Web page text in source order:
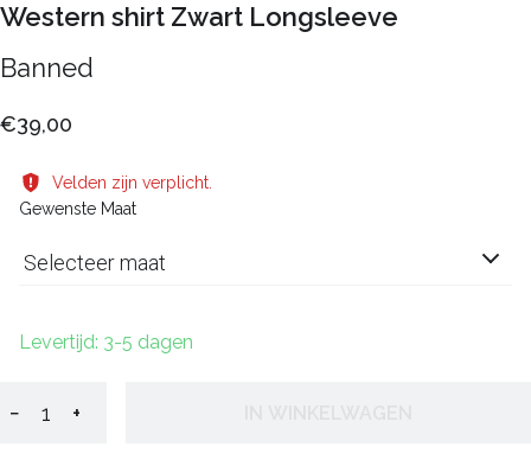
Western shirt Zwart Longsleeve
Banned
€39,00
Velden zijn verplicht.
Gewenste Maat
Selecteer maat
Levertijd: 3-5 dagen
− +